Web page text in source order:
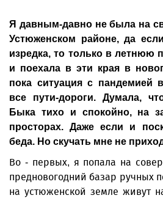
Я давным-давно не была на
Устюженском районе, да
изредка, то только в летнюю
и поехала в эти края в
пока ситуация с пандемией
все пути-дороги. Думала,
Быка тихо и спокойно, на
просторах. Даже если и
беда. Но скучать мне не
Во - первых, я попала на
предновогодний базар ручных
на устюженской земле живут